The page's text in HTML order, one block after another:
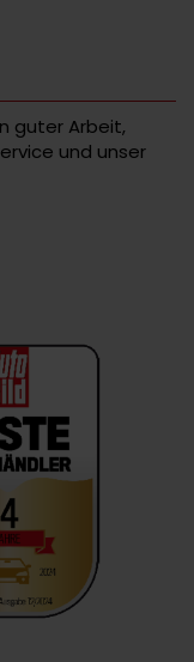
guter Arbeit,
und unser